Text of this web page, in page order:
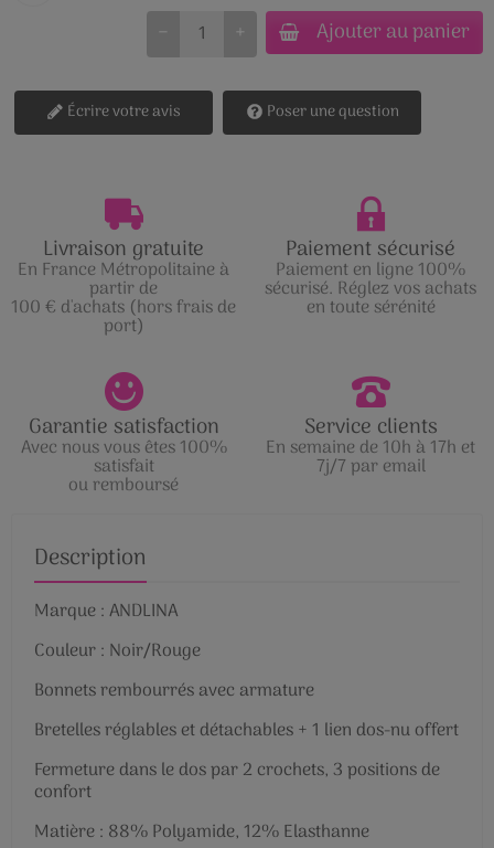
+
− Ajouter au panier
Écrire votre avis Poser une question
Livraison gratuite
En France Métropolitaine à
partir de
100 € d'achats (hors frais de
port)
Paiement sécurisé
Paiement en ligne 100%
sécurisé. Réglez vos achats
en toute sérénité
Garantie satisfaction
Avec nous vous êtes 100%
satisfait
ou remboursé
Service clients
En semaine de 10h à 17h et
7j/7 par email
Description
Marque : ANDLINA
Couleur : Noir/Rouge
Bonnets rembourrés avec armature
Bretelles réglables et détachables + 1 lien dos-nu offert
Fermeture dans le dos par 2 crochets, 3 positions de
confort
Matière : 88% Polyamide, 12% Elasthanne